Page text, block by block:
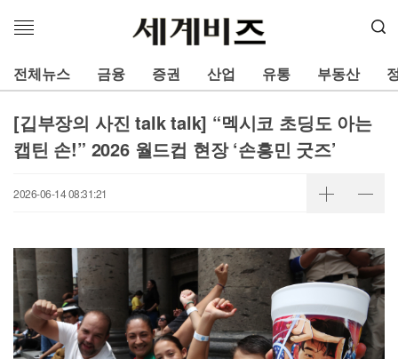
메
열
기
전체뉴스 금융 증권 산업 유통 부동산
[깁부장의 사진 talk talk] “멕시코 초딩도 아는
캡틴 손!” 2026 월드컵 현장 ‘손흥민 굿즈’
2026-06-14 08:31:21